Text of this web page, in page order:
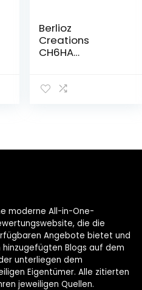
Berlioz
Creations
CH6HA
Dunstabzugsha
100 Prozent
moderne All-in-One-
die die
Angebote bietet und
Blogs auf dem
unterliegen dem
Eigentümer. Alle zitierten
jeweiligen Quellen.